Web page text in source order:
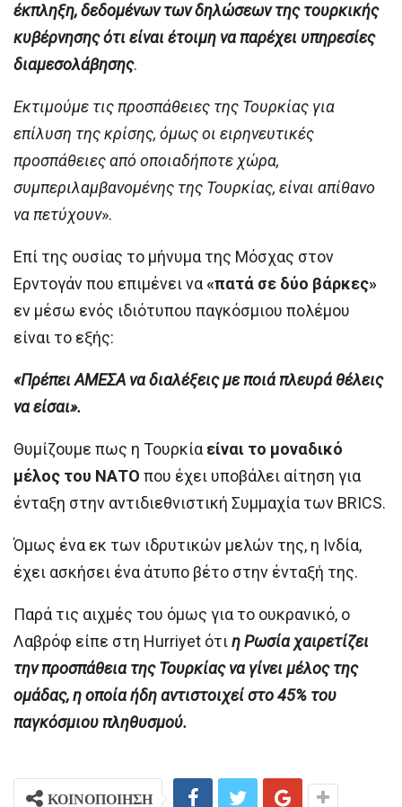
έκπληξη, δεδομένων των δηλώσεων της τουρκικής
κυβέρνησης ότι είναι έτοιμη να παρέχει υπηρεσίες
διαμεσολάβησης.
Εκτιμούμε τις προσπάθειες της Τουρκίας για
επίλυση της κρίσης, όμως οι ειρηνευτικές
προσπάθειες από οποιαδήποτε χώρα,
συμπεριλαμβανομένης της Τουρκίας, είναι απίθανο
να πετύχουν».
Επί της ουσίας το μήνυμα της Μόσχας στον
Ερντογάν που επιμένει να«πατά σε δύο βάρκες»
εν μέσω ενός ιδιότυπου παγκόσμιου πολέμου
είναι το εξής:
«Πρέπει ΑΜΕΣΑ να διαλέξεις με ποιά πλευρά θέλεις
να είσαι».
Θυμίζουμε πως η Τουρκία είναι το μοναδικό
μέλος του ΝΑΤΟ που έχει υποβάλει αίτηση για
ένταξη στην αντιδιεθνιστική Συμμαχία των BRICS.
Όμως ένα εκ των ιδρυτικών μελών της, η Ινδία,
έχει ασκήσει ένα άτυπο βέτο στην ένταξή της.
Παρά τις αιχμές του όμως για το ουκρανικό, ο
Λαβρόφ είπε στη Hurriyet ότιη Ρωσία χαιρετίζει
την προσπάθεια της Τουρκίας να γίνει μέλος της
ομάδας, η οποία ήδη αντιστοιχεί στο 45% του
παγκόσμιου πληθυσμού.
ΚΟΙΝΟΠΟΙΗΣΗ